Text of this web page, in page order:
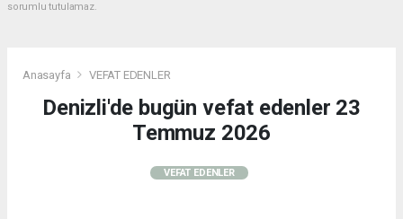
sorumlu tutulamaz.
Anasayfa VEFAT EDENLER
Denizli'de bugün vefat edenler 23
Temmuz 2026
VEFAT EDENLER